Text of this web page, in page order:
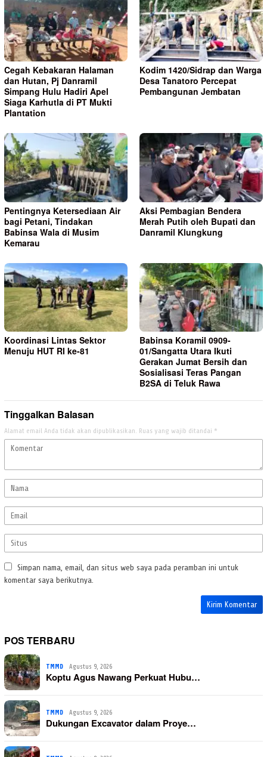
Cegah Kebakaran Halaman
dan Hutan, Pj Danramil
Simpang Hulu Hadiri Apel
Siaga Karhutla di PT Mukti
Plantation
Kodim 1420/Sidrap dan Warga
Desa Tanatoro Percepat
Pembangunan Jembatan
Pentingnya Ketersediaan Air
bagi Petani, Tindakan
Babinsa Wala di Musim
Kemarau
Aksi Pembagian Bendera
Merah Putih oleh Bupati dan
Danramil Klungkung
Koordinasi Lintas Sektor
Menuju HUT RI ke-81
Babinsa Koramil 0909-
01/Sangatta Utara Ikuti
Gerakan Jumat Bersih dan
Sosialisasi Teras Pangan
B2SA di Teluk Rawa
Tinggalkan Balasan
Alamat email Anda tidak akan dipublikasikan. Ruas yang wajib ditandai *
Simpan nama, email, dan situs web saya pada peramban ini untuk
komentar saya berikutnya.
POS TERBARU
TMMD Agustus 9, 2026
Koptu Agus Nawang Perkuat Hubu…
TMMD Agustus 9, 2026
Dukungan Excavator dalam Proye…